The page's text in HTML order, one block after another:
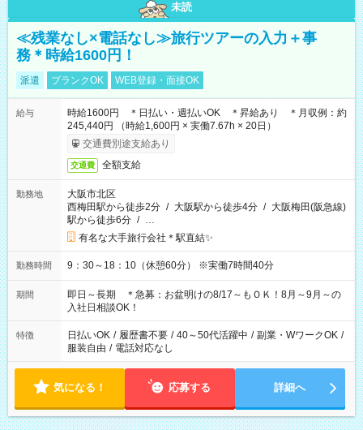
未読
≪残業なし×電話なし≫旅行ツアーの入力＋事
務＊時給1600円！
派遣 ブランクOK WEB登録・面接OK
給与
時給1600円 ＊日払い・週払いOK ＊昇給あり ＊月収例：約
245,440円 （時給1,600円 × 実働7.67h × 20日）
交通費別途支給あり
交通費 全額支給
勤務地
大阪市北区
西梅田駅から徒歩2分 / 大阪駅から徒歩4分 / 大阪梅田(阪急線)
駅から徒歩6分 / …
有名な大手旅行会社＊駅直結✨
勤務時間 9：30～18：10（休憩60分） ※実働7時間40分
期間
即日～長期 ＊急募：お盆明けの8/17～もＯＫ！8月～9月～の
入社日相談OK！
特徴 日払いOK / 履歴書不要 / 40～50代活躍中 / 副業・WワークOK /
服装自由 / 電話対応なし
気になる！ 応募する 詳細へ